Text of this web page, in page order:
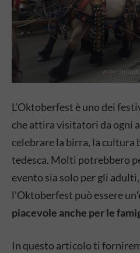
L’Oktoberfest è uno dei
che attira visitatori da ogni
celebrare la birra, la cultura
tedesca. Molti potrebbero
evento sia solo per gli
l’Oktoberfest può essere un
piacevole anche per le
In questo articolo ti